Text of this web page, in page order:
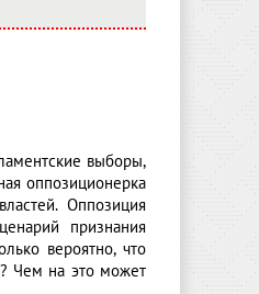
выборы,
оппозиционерка
Оппозиция
признания
вероятно, что
Чем на это может